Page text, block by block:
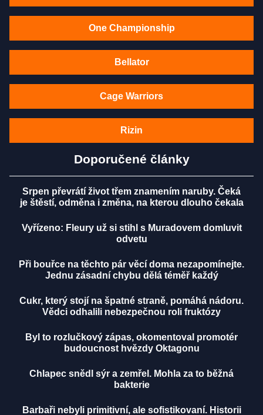
One Championship
Bellator
Cage Warriors
Rizin
Doporučené články
Srpen převrátí život třem znamením naruby. Čeká
je štěstí, odměna i změna, na kterou dlouho čekala
Vyřízeno: Fleury už si stihl s Muradovem domluvit
odvetu
Při bouřce na těchto pár věcí doma nezapomínejte.
Jednu zásadní chybu dělá téměř každý
Cukr, který stojí na špatné straně, pomáhá nádoru.
Vědci odhalili nebezpečnou roli fruktózy
Byl to rozlučkový zápas, okomentoval promotér
budoucnost hvězdy Oktagonu
Chlapec snědl sýr a zemřel. Mohla za to běžná
bakterie
Barbaři nebyli primitivní, ale sofistikovaní. Historii